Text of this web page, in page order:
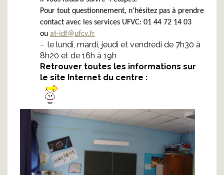
Pour tout questionnement, n'hésitez pas à prendre
contact avec les services UFVC: 01 44 72 14 03
ou at-idf@ufcv.fr
- le lundi, mardi, jeudi et vendredi de 7h30 à
8h20 et de 16h à 19h
Retrouver toutes les informations sur
le site Internet du centre :